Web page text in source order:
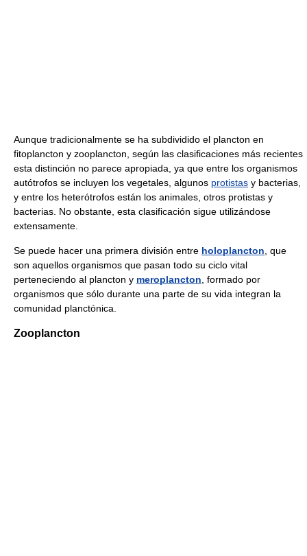
Aunque tradicionalmente se ha subdividido el plancton en
fitoplancton y zooplancton, según las clasificaciones más recientes
esta distinción no parece apropiada, ya que entre los organismos
autótrofos se incluyen los vegetales, algunos protistas y bacterias,
y entre los heterótrofos están los animales, otros protistas y
bacterias. No obstante, esta clasificación sigue utilizándose
extensamente.
Se puede hacer una primera división entre holoplancton , que
son aquellos organismos que pasan todo su ciclo vital
perteneciendo al plancton y meroplancton , formado por
organismos que sólo durante una parte de su vida integran la
comunidad planctónica.
Zooplancton